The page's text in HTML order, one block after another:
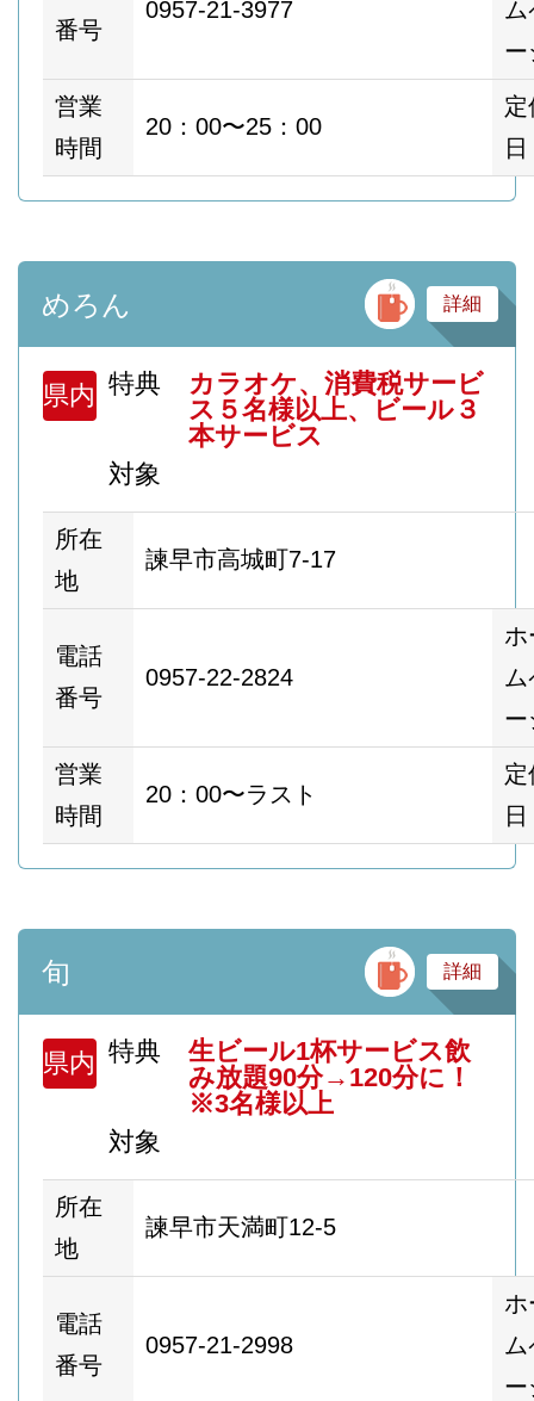
番号
0957-21-3977
ー
営業
時間
20：00〜25：00
定
日
めろん バ
詳細
県内 特典
カラオケ、消費税サービ
ス５名様以上、ビール３
本サービス
対象
所在
地
諫早市高城町7-17
電話
番号
0957-22-2824
ホ
ー
営業
時間
20：00〜ラスト
定
日
旬 バ
詳細
県内 特典
生ビール1杯サービス飲
み放題90分→120分に！
※3名様以上
対象
所在
地
諫早市天満町12-5
電話
番号
0957-21-2998
ホ
ー